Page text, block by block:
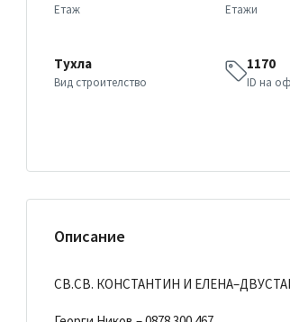
Етаж Етажи
Тухла
Вид строителство
1170
ID на
Описание
СВ.СВ. КОНСТАНТИН И